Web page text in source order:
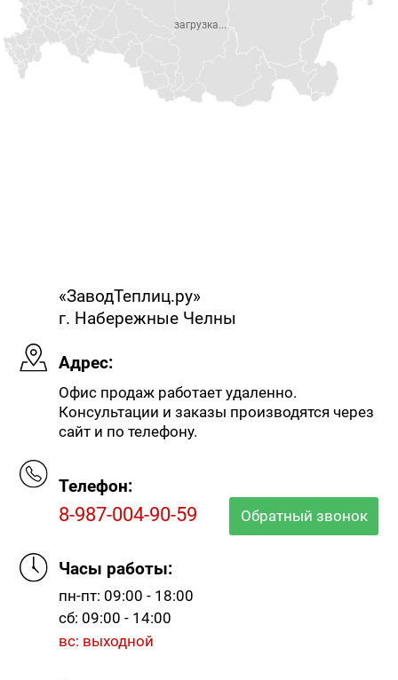
«ЗаводТеплиц.ру»
г. Набережные Челны
Адрес:
Офис продаж работает удаленно.
Консультации и заказы производятся через
сайт и по телефону.
Телефон:
8-987-004-90-59 Обратный звонок
Часы работы:
пн-пт: 09:00 - 18:00
сб: 09:00 - 14:00
вс: выходной
загрузка...